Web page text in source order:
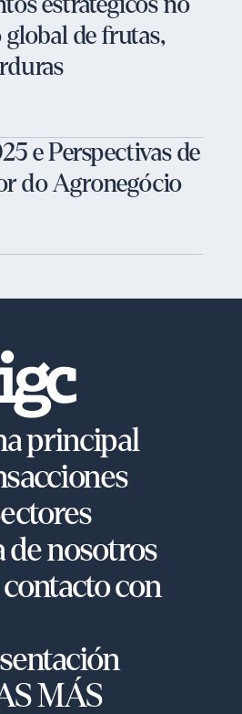
de frutas,
e Perspectivas de
do Agronegócio
principal
de nosotros
con
MÁS